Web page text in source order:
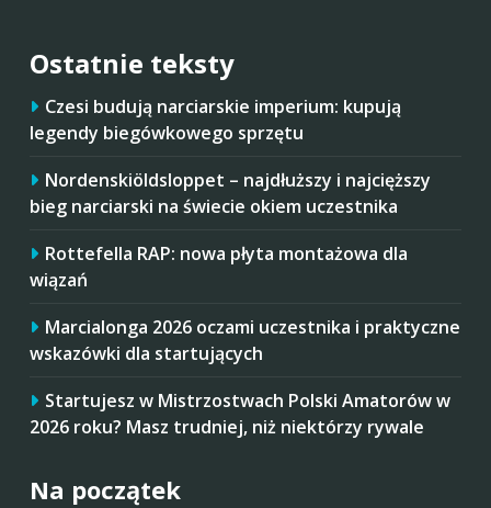
Ostatnie teksty
Czesi budują narciarskie imperium: kupują
legendy biegówkowego sprzętu
Nordenskiöldsloppet – najdłuższy i najcięższy
bieg narciarski na świecie okiem uczestnika
Rottefella RAP: nowa płyta montażowa dla
wiązań
Marcialonga 2026 oczami uczestnika i praktyczne
wskazówki dla startujących
Startujesz w Mistrzostwach Polski Amatorów w
2026 roku? Masz trudniej, niż niektórzy rywale
Na początek